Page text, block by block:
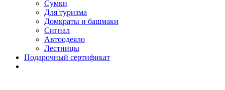
Сумки
Для туризма
Домкраты и башмаки
Сигнал
Автоодеяло
Лестницы
Подарочный сертификат